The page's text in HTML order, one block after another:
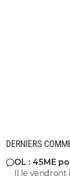
DERNIERS
OL : 45ME
Il le vendront